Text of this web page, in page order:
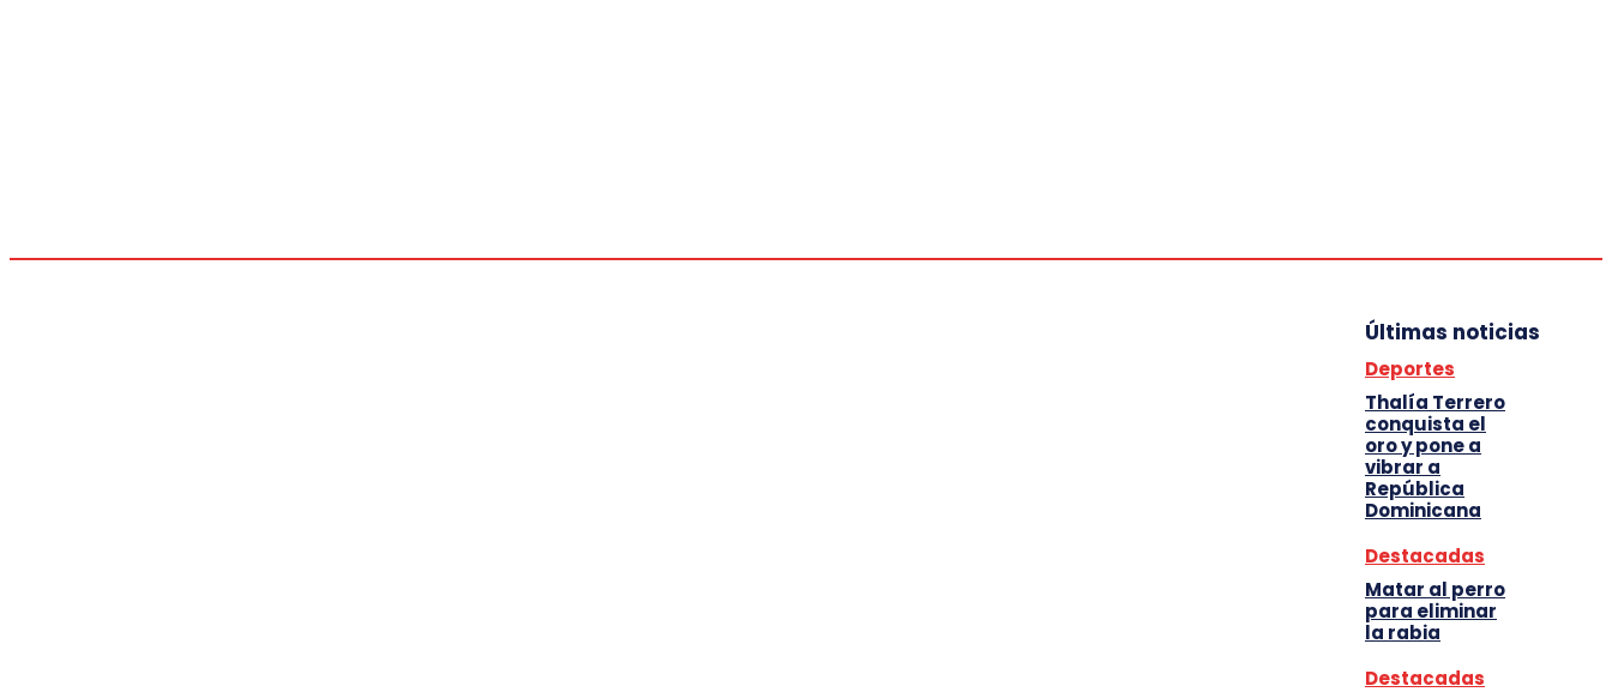
Últimas noticias
Deportes
Thalía Terrero
conquista el
oro y pone a
vibrar a
República
Dominicana
Destacadas
Matar al perro
para eliminar
la rabia
Destacadas